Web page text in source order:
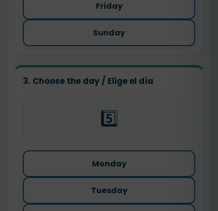
Friday
Sunday
3. Choose the day / Elige el día
5️⃣
Monday
Tuesday